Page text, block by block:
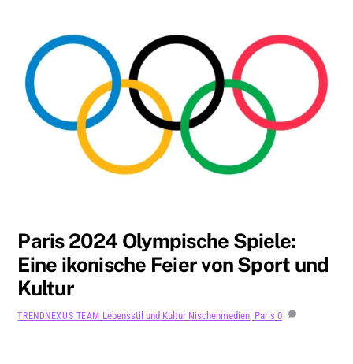
Paris 2024 Olympische Spiele:
Eine ikonische Feier von Sport und
Kultur
TRENDNEXUS TEAM Lebensstil und Kultur Nischenmedien, Paris 0